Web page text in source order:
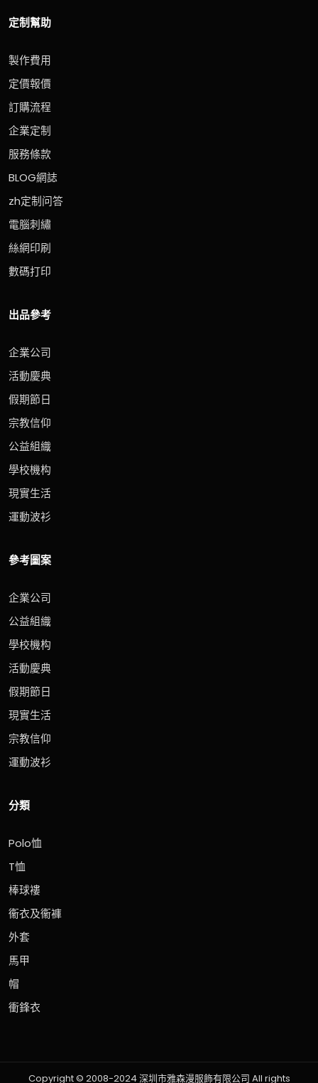
定制幫助
製作費用
定價報價
訂購流程
企業定制
服務條款
BLOG網誌
zh定制问答
電腦刺繡
絲網印刷
數碼打印
出品參考
企業公司
活動慶典
假期節日
宗教信仰
公益組織
學校機构
現實生活
運動波衫
參考圖案
企業公司
公益組織
學校機构
活動慶典
假期節日
現實生活
宗教信仰
運動波衫
分類
Polo恤
T恤
棒球褸
衞衣及衞褲
外套
馬甲
帽
衝鋒衣
Copyright © 2008-2024 深圳市雅森漫服飾有限公司 All rights